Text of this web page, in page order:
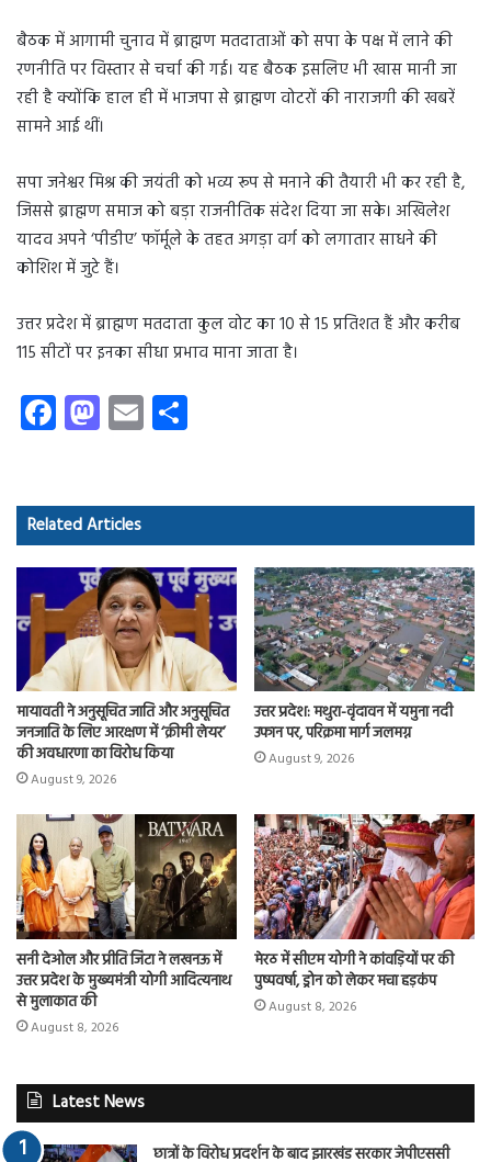
बैठक में आगामी चुनाव में ब्राह्मण मतदाताओं को सपा के पक्ष में लाने की
रणनीति पर विस्तार से चर्चा की गई। यह बैठक इसलिए भी खास मानी जा
रही है क्योंकि हाल ही में भाजपा से ब्राह्मण वोटरों की नाराजगी की खबरें
सामने आई थीं।
सपा जनेश्वर मिश्र की जयंती को भव्य रूप से मनाने की तैयारी भी कर रही है,
जिससे ब्राह्मण समाज को बड़ा राजनीतिक संदेश दिया जा सके। अखिलेश
यादव अपने ‘पीडीए’ फॉर्मूले के तहत अगड़ा वर्ग को लगातार साधने की
कोशिश में जुटे हैं।
उत्तर प्रदेश में ब्राह्मण मतदाता कुल वोट का 10 से 15 प्रतिशत हैं और करीब
115 सीटों पर इनका सीधा प्रभाव माना जाता है।
Fa
ce
o
ok
M
as
d
o
n
E
m
Related Articles
मायावती ने अनुसूचित जाति और अनुसूचित
जनजाति के लिए आरक्षण में ‘क्रीमी लेयर’
की अवधारणा का विरोध किया
August 9, 2026
उत्तर प्रदेश: मथुरा-वृंदावन में यमुना नदी
उफान पर, परिक्रमा मार्ग जलमग्न
August 9, 2026
सनी देओल और प्रीति जिंटा ने लखनऊ में
उत्तर प्रदेश के मुख्यमंत्री योगी आदित्यनाथ
से मुलाकात की
August 8, 2026
मेरठ में सीएम योगी ने कांवड़ियों पर की
पुष्पवर्षा, ड्रोन को लेकर मचा हड़कंप
August 8, 2026
Latest News
छात्रों के विरोध प्रदर्शन के बाद झारखंड सरकार जेपीएससी